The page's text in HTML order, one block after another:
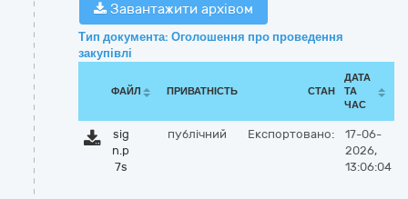
Завантажити архівом
Тип документа: Оголошення про проведення
закупівлі
ФАЙЛ ПРИВАТНІСТЬ СТАН
ДАТА
ТА
ЧАС
sig
n.p
7s
публічний Експортовано:
17-06-
2026,
13:06:04